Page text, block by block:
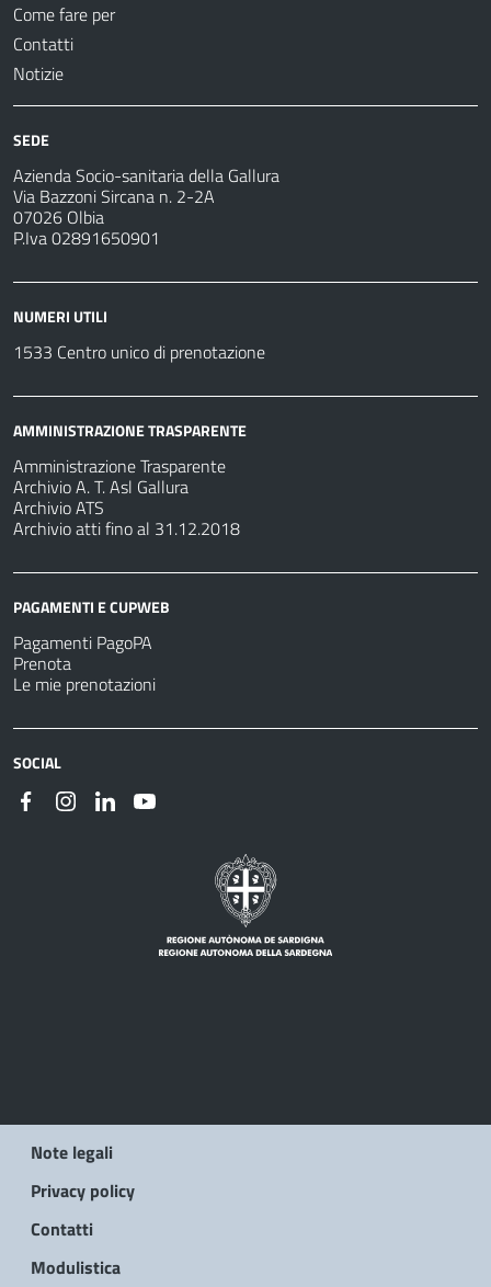
Come fare per
Contatti
Notizie
SEDE
Azienda Socio-sanitaria della Gallura
Via Bazzoni Sircana n. 2-2A
07026 Olbia
P.Iva 02891650901
NUMERI UTILI
1533 Centro unico di prenotazione
AMMINISTRAZIONE TRASPARENTE
Amministrazione Trasparente
Archivio A. T. Asl Gallura
Archivio ATS
Archivio atti fino al 31.12.2018
PAGAMENTI E CUPWEB
Pagamenti PagoPA
Prenota
Le mie prenotazioni
SOCIAL
Note legali
Privacy policy
Contatti
Modulistica